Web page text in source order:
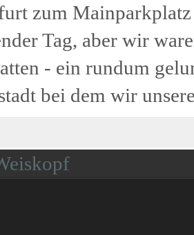
zum
Tag, aber wir
- ein rundum
bei dem wir